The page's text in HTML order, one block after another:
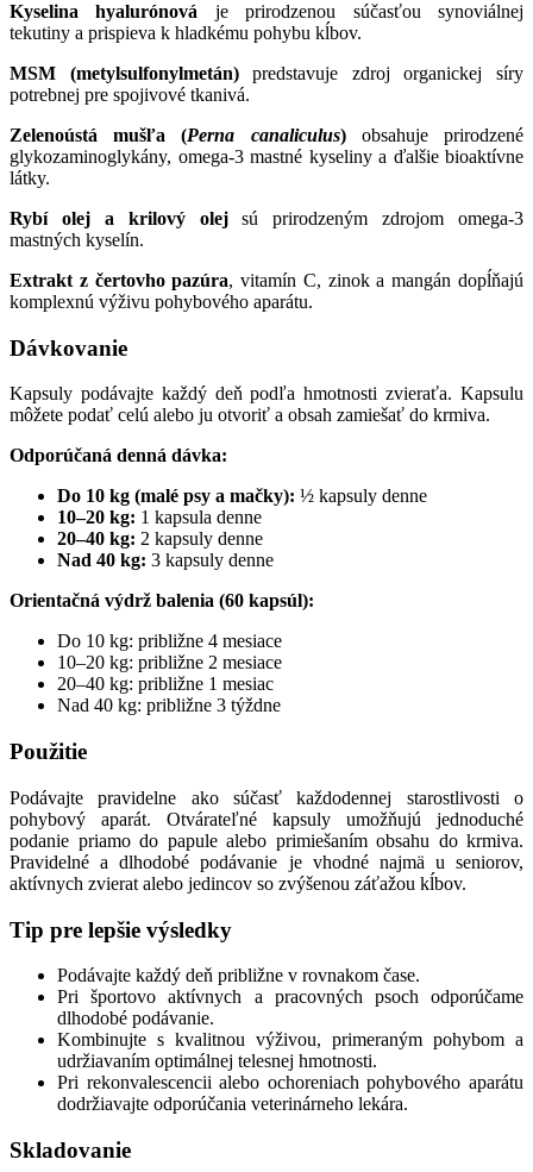
Kyselina hyalurónová je prirodzenou súčasťou synoviálnej
tekutiny a prispieva k hladkému pohybu kĺbov.
MSM (metylsulfonylmetán)predstavuje zdroj organickej síry
potrebnej pre spojivové tkanivá.
Zelenoústá mušľa (Perna canaliculus)obsahuje prirodzené
glykozaminoglykány, omega-3 mastné kyseliny a ďalšie bioaktívne
látky.
Rybí olej a krilový olejsú prirodzeným zdrojom omega-3
mastných kyselín.
Extrakt z čertovho pazúra, vitamín C, zinok a mangán dopĺňajú
komplexnú výživu pohybového aparátu.
Dávkovanie
Kapsuly podávajte každý deň podľa hmotnosti zvieraťa. Kapsulu
môžete podať celú alebo ju otvoriť a obsah zamiešať do krmiva.
Odporúčaná denná dávka:
Do 10 kg (malé psy a mačky): ½ kapsuly denne
10–20 kg: 1 kapsula denne
20–40 kg: 2 kapsuly denne
Nad 40 kg: 3 kapsuly denne
Orientačná výdrž balenia (60 kapsúl):
Do 10 kg: približne 4 mesiace
10–20 kg: približne 2 mesiace
20–40 kg: približne 1 mesiac
Nad 40 kg: približne 3 týždne
Použitie
Podávajte pravidelne ako súčasť každodennej starostlivosti o
pohybový aparát. Otvárateľné kapsuly umožňujú jednoduché
podanie priamo do papule alebo primiešaním obsahu do krmiva.
Pravidelné a dlhodobé podávanie je vhodné najmä u seniorov,
aktívnych zvierat alebo jedincov so zvýšenou záťažou kĺbov.
Tip pre lepšie výsledky
Podávajte každý deň približne v rovnakom čase.
Pri športovo aktívnych a pracovných psoch odporúčame
dlhodobé podávanie.
Kombinujte s kvalitnou výživou, primeraným pohybom a
udržiavaním optimálnej telesnej hmotnosti.
Pri rekonvalescencii alebo ochoreniach pohybového aparátu
dodržiavajte odporúčania veterinárneho lekára.
Skladovanie